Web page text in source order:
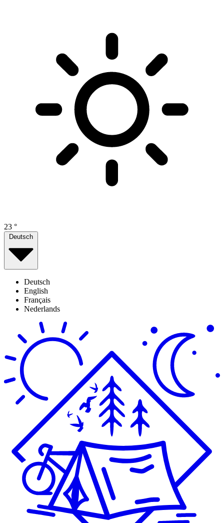
23 °
Deutsch
Deutsch
English
Français
Nederlands